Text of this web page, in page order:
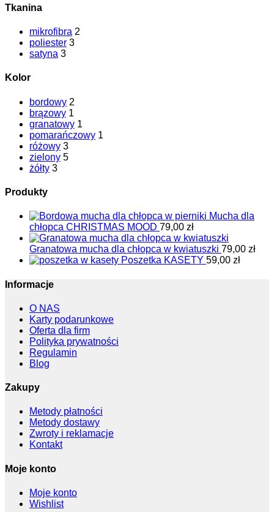
Tkanina
mikrofibra 2
poliester 3
satyna 3
Kolor
bordowy 2
brązowy 1
granatowy 1
pomarańczowy 1
różowy 3
zielony 5
żółty 3
Produkty
Mucha dla
chłopca CHRISTMAS MOOD 79,00 zł
Granatowa mucha dla chłopca w kwiatuszki 79,00 zł
Poszetka KASETY 59,00 zł
Informacje
O NAS
Karty podarunkowe
Oferta dla firm
Polityka prywatności
Regulamin
Blog
Zakupy
Metody płatności
Metody dostawy
Zwroty i reklamacje
Kontakt
Moje konto
Moje konto
Wishlist